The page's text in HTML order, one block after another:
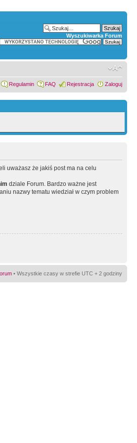
Wyszukiwarka Forum
Regulamin FAQ Rejestracja Zaloguj
uważasz że jakiś post ma na celu
dziale Forum. Bardzo ważne jest
nazwy tematu wiedział w czym problem
• Wszystkie czasy w strefie UTC + 2 godziny